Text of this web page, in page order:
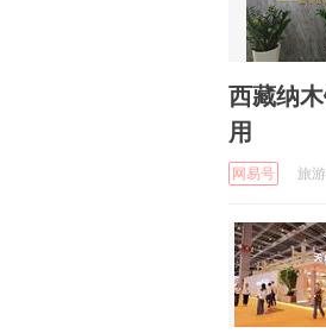
西藏纳
用
网易号 旅